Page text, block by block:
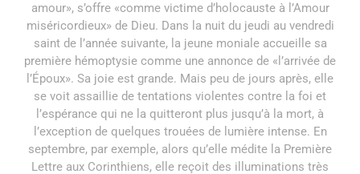
amour», s’offre «comme victime d’holocauste à l’Amour
miséricordieux» de Dieu. Dans la nuit du jeudi au vendredi
saint de l’année suivante, la jeune moniale accueille sa
première hémoptysie comme une annonce de «l’arrivée de
l’Époux». Sa joie est grande. Mais peu de jours après, elle
se voit assaillie de tentations violentes contre la foi et
l’espérance qui ne la quitteront plus jusqu’à la mort, à
l’exception de quelques trouées de lumière intense. En
septembre, par exemple, alors qu’elle médite la Première
Lettre aux Corinthiens, elle reçoit des illuminations très